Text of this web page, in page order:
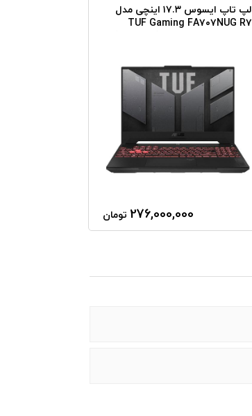
لپ تاپ ایسوس ۱۷.۳ اینچی مدل
TUF Gaming FA۷۰۷NUG R۷
276,000,000 تومان